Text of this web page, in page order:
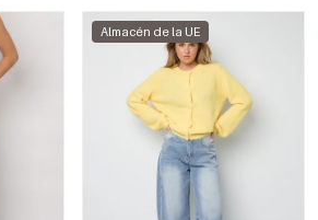
Almacén de la UE